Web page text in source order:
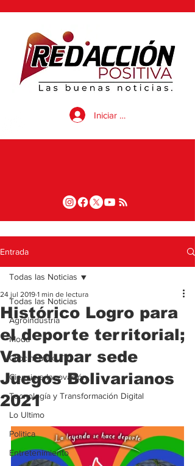
Iniciar sesión
Entrada
Todas las Noticias
Agroindustria
Moda
Clipcinemax_TV
Ciencia e Innovación
Tecnología y Transformación Digital
Lo Ultimo
Politica
Entretenimiento
Todas las Noticias
Histórico Logro para
el deporte territorial;
Valledupar sede
Juegos Bolivarianos
2021
24 jul 2019 1 min de lectura